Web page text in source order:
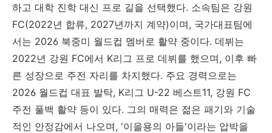
하고 대학 진학 대신 프로 길을 선택했다. 소속팀은 강원
FC(2022년 합류, 2027년까지 계약)이며, 국가대표팀에
서는 2026 북중미 월드컵 멤버로 활약 중이다. 데뷔는
2022년 강원 FC에서 K리그 프로 데뷔를 했으며, 이후 빠
른 성장으로 주전 자리를 차지했다. 주요 경력으로는
2026 월드컵 대표 발탁, K리그 U-22 베스트11, 강원 FC
주전 풀백 활약 등이 있다. 그의 매력은 젊은 패기와 기술
적인 안정감에서 나오며, '이을용의 아들'이라는 압박을